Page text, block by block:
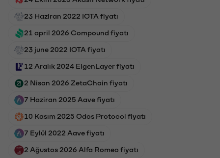
23 Haziran 2022 IOTA fiyatı
21 april 2026 Compound fiyatı
23 june 2022 IOTA fiyatı
12 Aralık 2024 EigenLayer fiyatı
2 Nisan 2026 ZetaChain fiyatı
7 Haziran 2025 Aave fiyatı
10 Kasım 2025 Odos Protocol fiyatı
7 Eylül 2022 Aave fiyatı
2 Ağustos 2026 Alfa Romeo fiyatı